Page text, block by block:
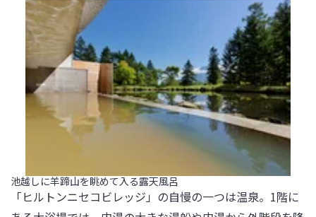
池越しに羊蹄山を眺めて入る露天風呂
「ヒルトンニセコビレッジ」の自慢の一つは温泉。1階に